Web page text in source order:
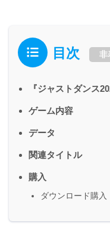
目次 非
『ジャストダンス
ゲーム内容
データ
関連タイトル
購入
ダウンロード購入